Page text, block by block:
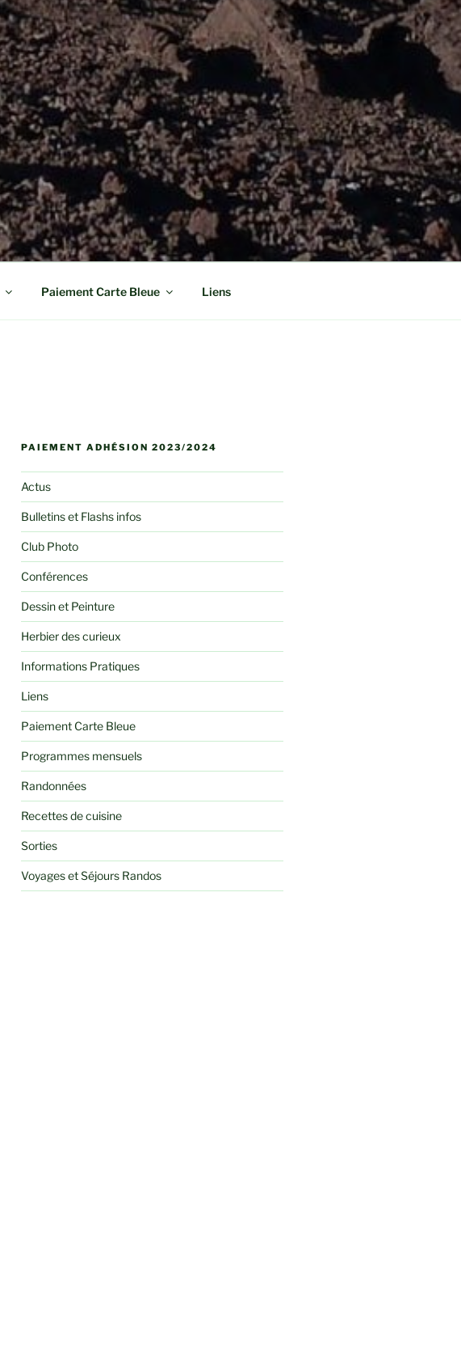
Paiement Carte Bleue Liens
PAIEMENT ADHÉSION 2023/2024
Actus
Bulletins et Flashs infos
Club Photo
Conférences
Dessin et Peinture
Herbier des curieux
Informations Pratiques
Liens
Paiement Carte Bleue
Programmes mensuels
Randonnées
Recettes de cuisine
Sorties
Voyages et Séjours Randos